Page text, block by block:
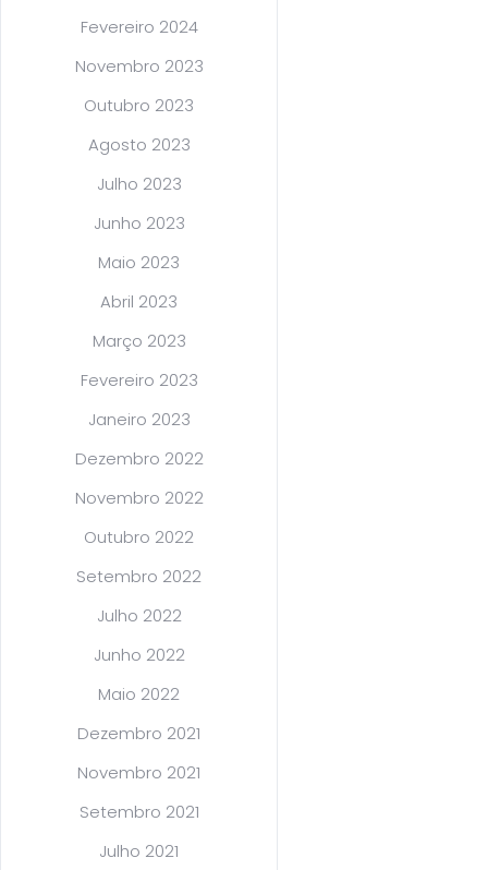
Fevereiro 2024
Novembro 2023
Outubro 2023
Agosto 2023
Julho 2023
Junho 2023
Maio 2023
Abril 2023
Março 2023
Fevereiro 2023
Janeiro 2023
Dezembro 2022
Novembro 2022
Outubro 2022
Setembro 2022
Julho 2022
Junho 2022
Maio 2022
Dezembro 2021
Novembro 2021
Setembro 2021
Julho 2021